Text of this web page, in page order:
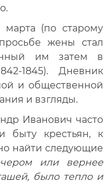
марта (по старому
жены стал
им затем в
1845). Дневник
и общественной
и взгляды.
Иванович часто
быту крестьян, к
найти следующие
или вернее
было тепло и